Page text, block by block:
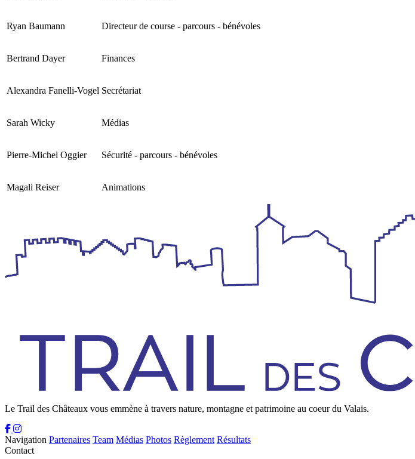
Ryan Baumann Directeur de course - parcours - bénévoles
Bertrand Dayer Finances
Alexandra Fanelli-Vogel Secrétariat
Sarah Wicky Médias
Pierre-Michel Oggier Sécurité - parcours - bénévoles
Magali Reiser Animations
Le Trail des Châteaux vous emmène à travers nature, montagne et patrimoine au coeur du Valais.
Navigation Partenaires Team Médias Photos Règlement Résultats
Contact